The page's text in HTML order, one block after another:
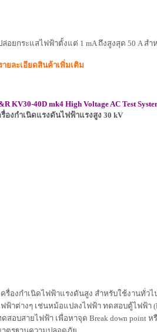
ล่อยกระแสไฟฟ้าตั้งแต่ 1 mA ถึงสูงสุด 50 A ส
ายละเอียดสินค้าเพิ่มเติม
KV30-40D mk4 High Voltage AC Test
รื่องกำเนิดแรงดันไฟฟ้าแรงสูง 30 kV
ครื่องกำเนิดไฟฟ้าแรงดันสูง สำหรับใช้งานทั่
ฟ้าต่างๆ เช่นหม้อแปลงไฟฟ้า ทดสอบตู้ไฟฟ้า
สอบสายไฟฟ้า เพื่อหาจุด Break down point ห